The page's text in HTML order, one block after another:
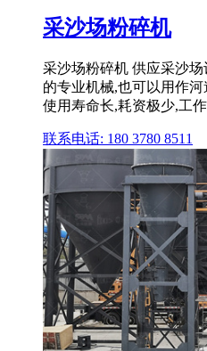
采沙场粉碎机
采沙场粉碎机 供应采沙
的专业机械,也可以用作
使用寿命长,耗资极少,工
联系电话: 180 3780 8511